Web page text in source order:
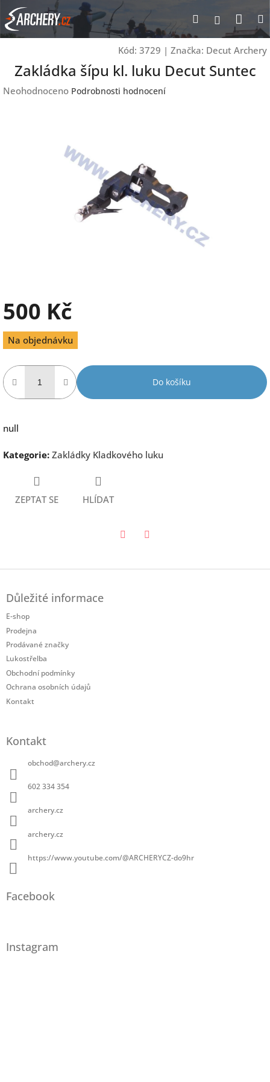
Přejít
na
obsah
Hledat
Kód: 3729 | Značka: Decut Archery
Zakládka šípu kl. luku Decut Suntec
Průměrné
Neohodnoceno Podrobnosti hodnocení
500 Kč
Měrná
cena:
Na objednávku
Do košíku
null
Kategorie: Zakládky Kladkového luku
ZEPTAT SE HLÍDAT
Důležité informace
E-shop
Prodejna
Prodávané značky
Lukostřelba
Obchodní podmínky
Ochrana osobních údajů
Kontakt
Kontakt
obchod@archery.cz
602 334 354
archery.cz
archery.cz
https://www.youtube.com/@ARCHERYCZ-do9hr
Facebook
Instagram